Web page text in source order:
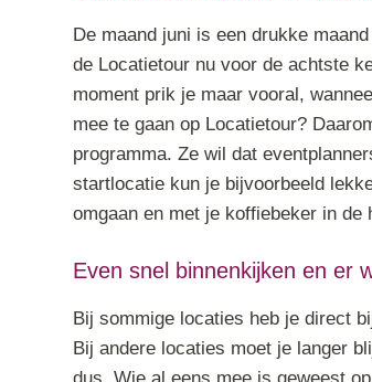
De maand juni is een drukke
de Locatietour nu voor de achtste
moment prik je maar vooral,
mee te gaan op Locatietour?
programma. Ze wil dat
startlocatie kun je bijvoorbeeld
omgaan en met je koffiebeker in de
Even snel binnenkijken en er
Bij sommige locaties heb je direct
Bij andere locaties moet je langer